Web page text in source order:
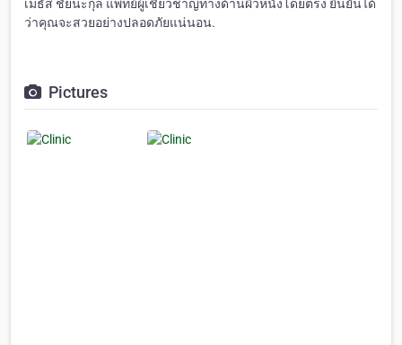
เมธัส ชัยนะกุล แพทย์ผู้เชี่ยวชาญทางด้านผิวหนังโดยตรง ยืนยันได้
ว่าคุณจะสวยอย่างปลอดภัยแน่นอน.
Pictures